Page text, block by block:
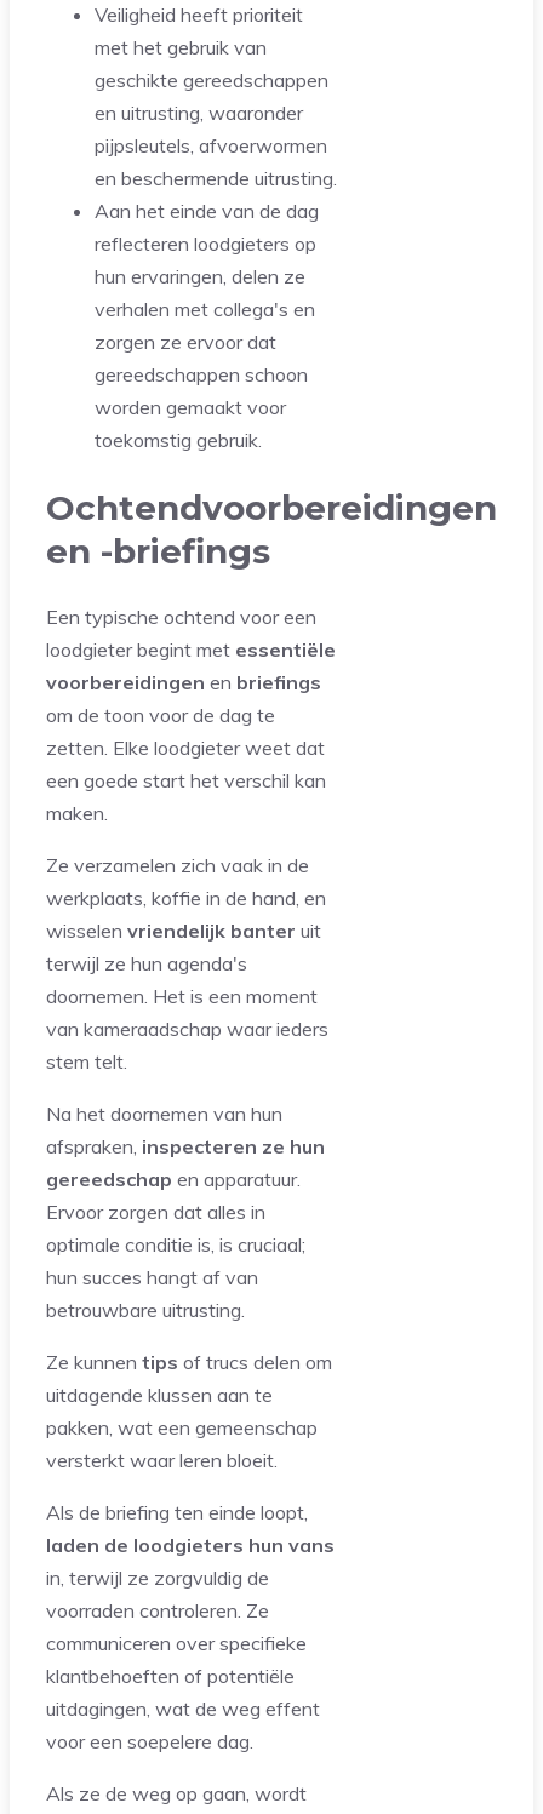
Veiligheid heeft prioriteit
met het gebruik van
geschikte gereedschappen
en uitrusting, waaronder
pijpsleutels, afvoerwormen
en beschermende uitrusting.
Aan het einde van de dag
reflecteren loodgieters op
hun ervaringen, delen ze
verhalen met collega's en
zorgen ze ervoor dat
gereedschappen schoon
worden gemaakt voor
toekomstig gebruik.
Ochtendvoorbereidingen
en -briefings
Een typische ochtend voor een
loodgieter begint met essentiële
voorbereidingen en briefings
om de toon voor de dag te
zetten. Elke loodgieter weet dat
een goede start het verschil kan
maken.
Ze verzamelen zich vaak in de
werkplaats, koffie in de hand, en
wisselen vriendelijk banter uit
terwijl ze hun agenda's
doornemen. Het is een moment
van kameraadschap waar ieders
stem telt.
Na het doornemen van hun
afspraken, inspecteren ze hun
gereedschap en apparatuur.
Ervoor zorgen dat alles in
optimale conditie is, is cruciaal;
hun succes hangt af van
betrouwbare uitrusting.
Ze kunnen tips of trucs delen om
uitdagende klussen aan te
pakken, wat een gemeenschap
versterkt waar leren bloeit.
Als de briefing ten einde loopt,
laden de loodgieters hun vans
in, terwijl ze zorgvuldig de
voorraden controleren. Ze
communiceren over specifieke
klantbehoeften of potentiële
uitdagingen, wat de weg effent
voor een soepelere dag.
Als ze de weg op gaan, wordt